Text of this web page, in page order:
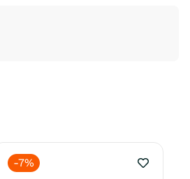
-7%